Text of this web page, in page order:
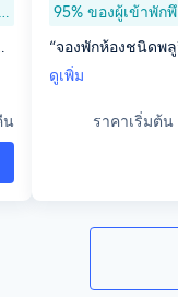
น
95% ของผู้เข้าพัก
“จองพักห้องชนิดพลู
จากฝ้า เพราะฝนต
อ้าท์ห้องน้ำกดไม่
ากกกกก เปิดห้องใ
เจอคอนล์ร้อนไม่ท
000 บาท โดยซื้อ
นร้านกินค่ะ”
ดูเพิ่ม
ราคาเริ่มต้น